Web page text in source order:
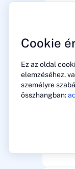
Cookie
Ez az oldal
elemzéséhez,
személyre
összhangban: